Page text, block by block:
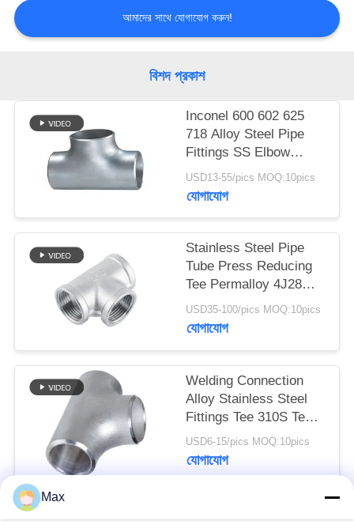
মামলা
PRIVACY
POLICY
আমাদের সাথে যোগাযোগ করুন!
বিশদ প্রকাশ
Inconel 600 602 625
718 Alloy Steel Pipe
Fittings SS Elbow
Reducer Tee Cap
USD13-55/pics MOQ:10pics
যোগাযোগ
Stainless Steel Pipe
Tube Press Reducing
Tee Permalloy 4J28
Tee SGS Certification
USD35-100/pics MOQ:10pics
যোগাযোগ
Welding Connection
Alloy Stainless Steel
Fittings Tee 310S Tee
Round Head Code
USD6-15/pics MOQ:10pics
যোগাযোগ
Max